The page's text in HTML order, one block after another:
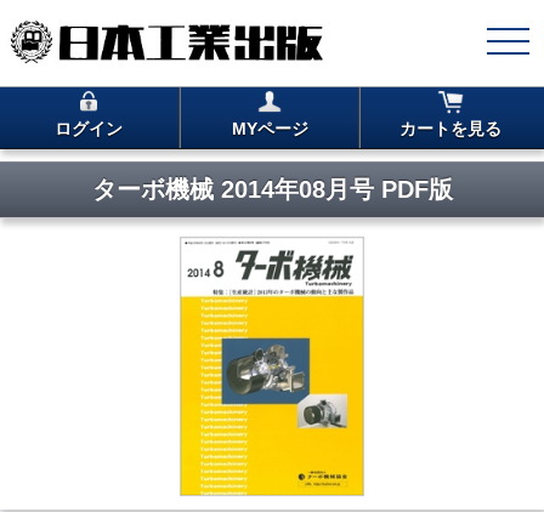
ログイン MYページ カートを見る
ターボ機械 2014年08月号 PDF版